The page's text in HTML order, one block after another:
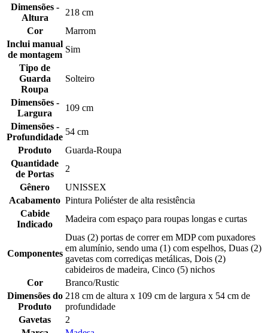
Dimensões -
Altura
218 cm
Cor
Marrom
Inclui manual
de montagem
Sim
Tipo de
Guarda
Roupa
Solteiro
Dimensões -
Largura
109 cm
Dimensões -
Profundidade
54 cm
Produto
Guarda-Roupa
Quantidade
de Portas
2
Gênero
UNISSEX
Acabamento Pintura Poliéster de alta resistência
Cabide
Indicado
Madeira com espaço para roupas longas e curtas
Componentes
Duas (2) portas de correr em MDP com puxadores
em alumínio, sendo uma (1) com espelhos, Duas (2)
gavetas com corrediças metálicas, Dois (2)
cabideiros de madeira, Cinco (5) nichos
Cor
Branco/Rustic
Dimensões do
Produto
218 cm de altura x 109 cm de largura x 54 cm de
profundidade
Gavetas
2